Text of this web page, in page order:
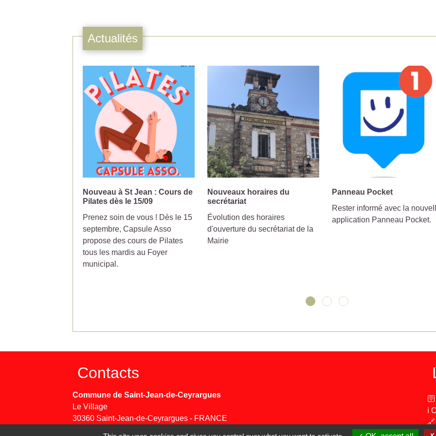
Actualités
Nouveau à St Jean : Cours de
Pilates dès le 15/09
Prenez soin de vous ! Dès le 15
septembre, Capsule Asso
propose des cours de Pilates
tous les mardis au Foyer
municipal.
Nouveaux horaires du
secrétariat
Évolution des horaires
d'ouverture du secrétariat de la
Mairie
Panneau Pocket
Rester informé avec la
application Panneau Pocket.
Contacts
Commune de Saint-Jean-de-Ceyrargues
Le Village
30360 Saint-Jean-de-Ceyrargues - FRANCE
ℹ️